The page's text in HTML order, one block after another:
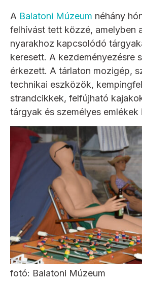
A Balatoni Múzeum néhány
felhívást tett közzé, amelyben
nyarakhoz kapcsolódó
keresett. A kezdeményezésre
érkezett. A tárlaton mozigép,
technikai eszközök,
strandcikkek, felfújható
tárgyak és személyes emlékek
fotó: Balatoni Múzeum